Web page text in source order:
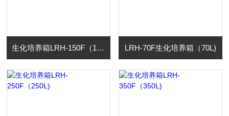
生化培养箱LRH-150F（150L) LRH-70F生化培养箱（70L)